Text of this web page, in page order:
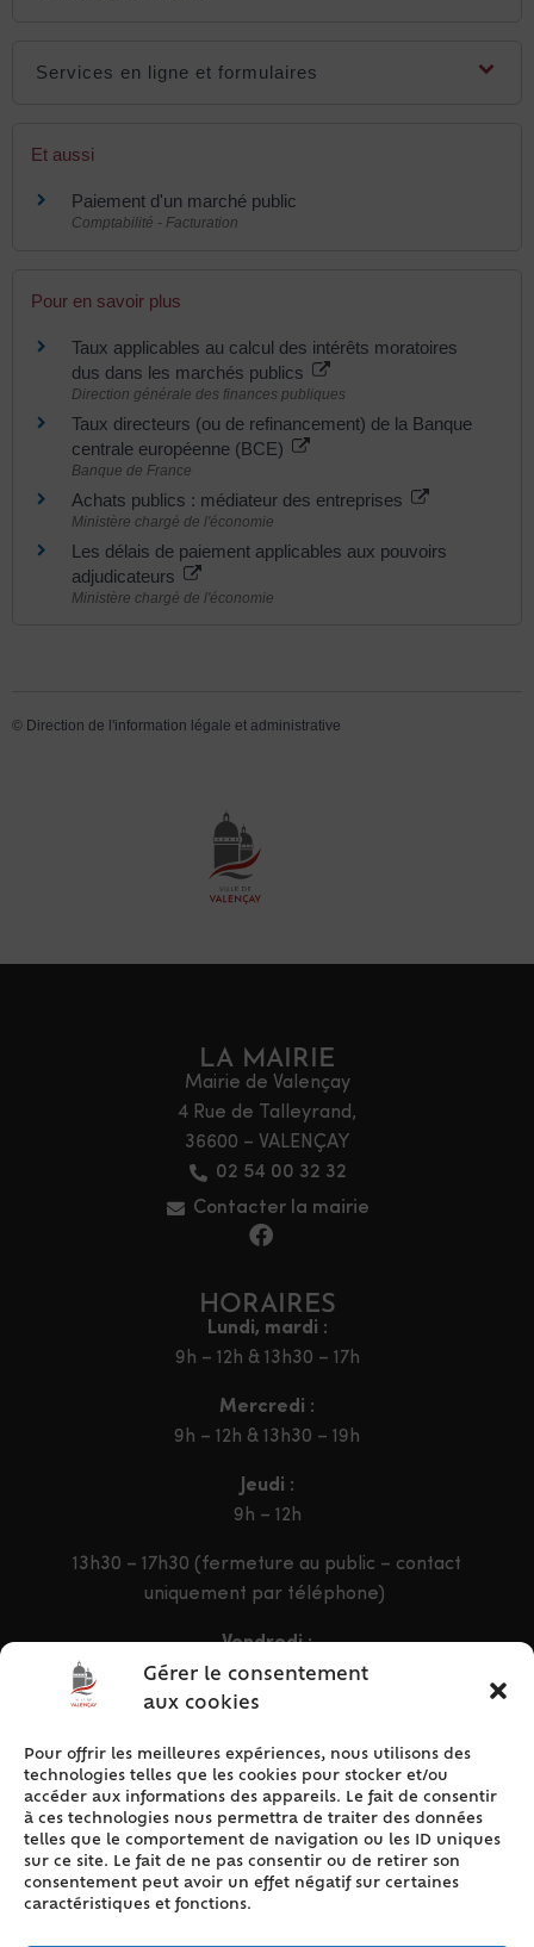
Gérer le consentement
aux cookies
Pour offrir les meilleures expériences, nous utilisons des
technologies telles que les cookies pour stocker et/ou
accéder aux informations des appareils. Le fait de consentir
à ces technologies nous permettra de traiter des données
telles que le comportement de navigation ou les ID uniques
sur ce site. Le fait de ne pas consentir ou de retirer son
consentement peut avoir un effet négatif sur certaines
caractéristiques et fonctions.
Services en ligne et formulaires
Et aussi
Paiement d'un marché public
Comptabilité - Facturation
Pour en savoir plus
Taux applicables au calcul des intérêts moratoires
dus dans les marchés publics
Direction générale des finances publiques
Taux directeurs (ou de refinancement) de la Banque
centrale européenne (BCE)
Banque de France
Achats publics : médiateur des entreprises
Ministère chargé de l'économie
Les délais de paiement applicables aux pouvoirs
adjudicateurs
Ministère chargé de l'économie
© Direction de l'information légale et administrative
LA MAIRIE
Mairie de Valençay
4 Rue de Talleyrand,
36600 – VALENÇAY
02 54 00 32 32
Contacter la mairie
HORAIRES
Lundi, mardi :
9h – 12h & 13h30 – 17h
Mercredi :
9h – 12h & 13h30 – 19h
Jeudi :
9h – 12h
13h30 – 17h30 (fermeture au public – contact
uniquement par téléphone)
Vendredi :
9h – 12h & 13h30 – 16h30
ACCÈS RAPIDE
Accueil
Contact
Plan du site
Mentions légales